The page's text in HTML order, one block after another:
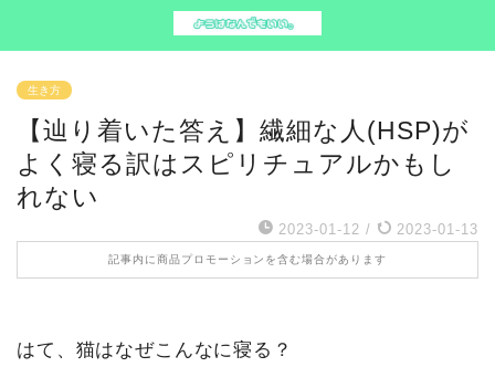
生き方
【辿り着いた答え】繊細な人(HSP)が
よく寝る訳はスピリチュアルかもし
れない
2023-01-12 / 2023-01-13
記事内に商品プロモーションを含む場合があります
はて、猫はなぜこんなに寝る？